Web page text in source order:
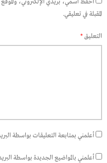
احفظ اسمي، بريدي الإلكتروني، والموقع
المقبلة في تعليقي.
التعليق*
أعلمني بمتابعة التعليقات بواسطة
أعلمني بالمواضيع الجديدة بواسطة